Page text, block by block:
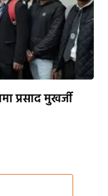
प्रसाद मुखर्जी